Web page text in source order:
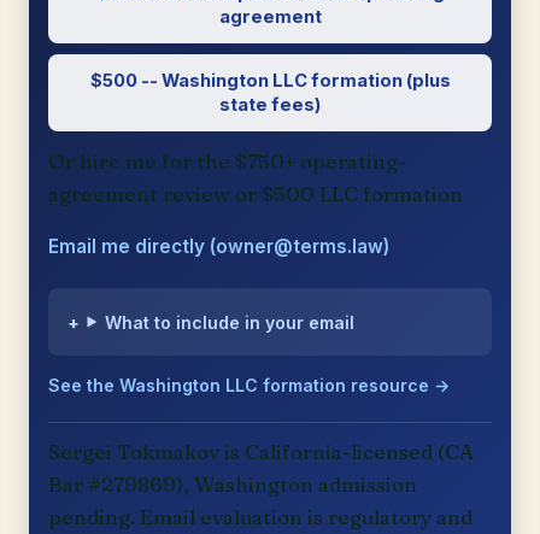
agreement
$500 -- Washington LLC formation (plus
state fees)
Or hire me for the $750+ operating-
agreement review or $500 LLC formation
Email me directly (owner@terms.law)
What to include in your email
See the Washington LLC formation resource →
Sergei Tokmakov is California-licensed (CA
Bar #279869), Washington admission
pending. Email evaluation is regulatory and